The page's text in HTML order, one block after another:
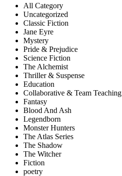
All Category
Uncategorized
Classic Fiction
Jane Eyre
Mystery
Pride & Prejudice
Science Fiction
The Alchemist
Thriller & Suspense
Education
Collaborative & Team Teaching
Fantasy
Blood And Ash
Legendborn
Monster Hunters
The Atlas Series
The Shadow
The Witcher
Fiction
poetry